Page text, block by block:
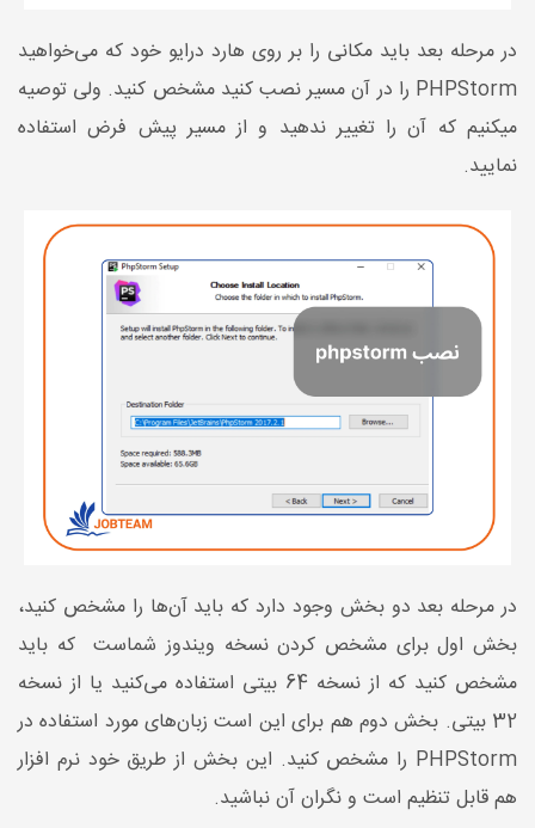
در مرحله بعد باید مکانی را بر روی هارد درایو خود که می‌خواهید
PHPStorm را در آن مسیر نصب کنید مشخص کنید. ولی توصیه
میکنیم که آن را تغییر ندهید و از مسیر پیش فرض استفاده
نمایید.
در مرحله بعد دو بخش وجود دارد که باید آن‌ها را مشخص کنید،
بخش اول برای مشخص کردن نسخه ویندوز شماست که باید
مشخص کنید که از نسخه 64 بیتی استفاده می‌کنید یا از نسخه
32 بیتی. بخش دوم هم برای این است زبان‌های مورد استفاده در
PHPStorm را مشخص کنید. این بخش از طریق خود نرم افزار
هم قابل تنظیم است و نگران آن نباشید.